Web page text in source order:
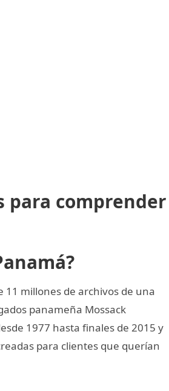
para comprender
11 millones de archivos de una
panameña Mossack
1977 hasta finales de 2015 y
para clientes que querían